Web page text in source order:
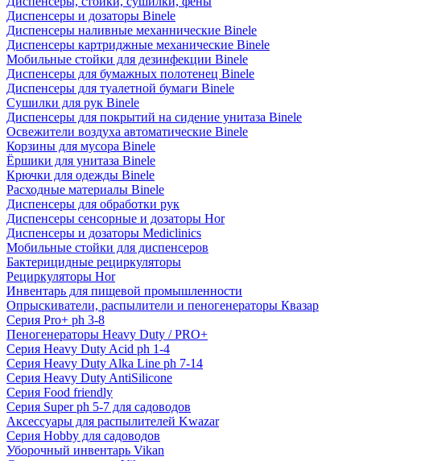
Диспенсеры и дозаторы Binele
Диспенсеры наливные механнические Binele
Диспенсеры картриджные механические Binele
Мобильные стойки для дезинфекции Binele
Диспенсеры для бумажных полотенец Binele
Диспенсеры для туалетной бумаги Binele
Сушилки для рук Binele
Диспенсеры для покрытий на сидение унитаза Binele
Освежители воздуха автоматические Binele
Корзины для мусора Binele
Ёршики для унитаза Binele
Крючки для одежды Binele
Расходные материалы Binele
Диспенсеры для обработки рук
Диспенсеры сенсорные и дозаторы Hor
Диспенсеры и дозаторы Mediclinics
Мобильные стойки для диспенсеров
Бактерицидные рециркуляторы
Рециркуляторы Hor
Инвентарь для пищевой промышленности
Опрыскиватели, распылители и пеногенераторы Квазар
Серия Pro+ ph 3-8
Пеногенераторы Heavy Duty / PRO+
Серия Heavy Duty Acid ph 1-4
Серия Heavy Duty Alka Line ph 7-14
Серия Heavy Duty AntiSilicone
Серия Food friendly
Серия Super ph 5-7 для садоводов
Аксессуары для распылителей Kwazar
Серия Hobby для садоводов
Уборочный инвентарь Vikan